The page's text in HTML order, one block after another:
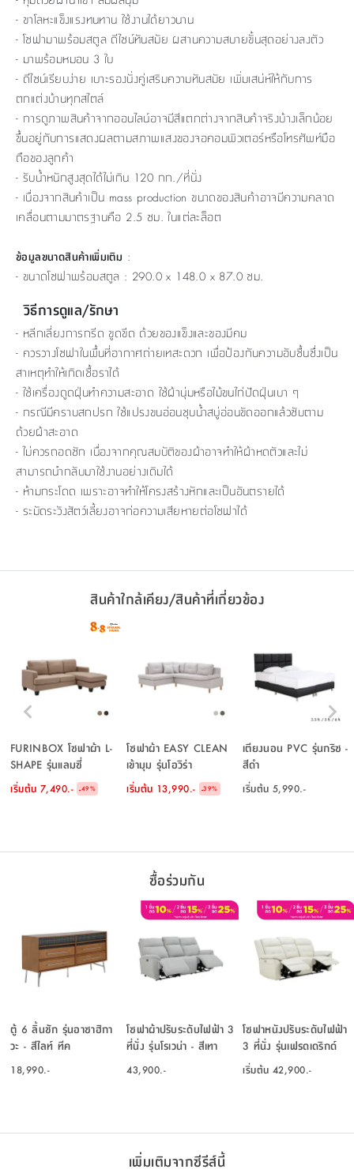
- ขาโลหะแข็งแรงทนทาน ใช้งานได้ยาวนาน
- โซฟามาพร้อมสตูล ดีไซน์ทันสมัย ผสานความสบายขั้นสุดอย่างลงตัว
- มาพร้อมหมอน 3 ใบ
- ดีไซน์เรียบง่าย เบาะรองนั่งคู่เสริมความทันสมัย เพิ่มเสน่ห์ให้กับการ
ตกแต่งบ้านทุกสไตล์
- การดูภาพสินค้าจากออนไลน์อาจมีสีแตกต่างจากสินค้าจริงบ้างเล็กน้อย
ขึ้นอยู่กับการแสดงผลตามสภาพแสงของจอคอมพิวเตอร์หรือโทรศัพท์มือ
ถือของลูกค้า
- รับน้ำหนักสูงสุดได้ไม่เกิน 120 กก./ที่นั่ง
- เนื่องจากสินค้าเป็น mass production ขนาดของสินค้าอาจมีความคลาด
เคลื่อนตามมาตรฐานคือ 2.5 ซม. ในแต่ละล็อต
ข้อมูลขนาดสินค้าเพิ่มเติม :
- ขนาดโซฟาพร้อมสตูล : 290.0 x 148.0 x 87.0 ซม.
วิธีการดูแล/รักษา
- หลีกเลี่ยงการกรีด ขูดขีด ด้วยของแข็งและของมีคม
- ควรวางโซฟาในพื้นที่อากาศถ่ายเทสะดวก เพื่อป้องกันความอับชื้นซึ่งเป็น
สาเหตุทำให้เกิดเชื้อราได้
- ใช้เครื่องดูดฝุ่นทำความสะอาด ใช้ผ้านุ่มหรือไม้ขนไก่ปัดฝุ่นเบา ๆ
- กรณีมีคราบสกปรก ใช้แปรงขนอ่อนชุบน้ำสบู่อ่อนขัดออกแล้วซับตาม
ด้วยผ้าสะอาด
- ไม่ควรถอดซัก เนื่องจากคุณสมบัติของผ้าอาจทำให้ผ้าหดตัวและไม่
สามารถนำกลับมาใช้งานอย่างเดิมได้
- ห้ามกระโดด เพราะอาจทำให้โครงสร้างหักและเป็นอันตรายได้
- ระมัดระวังสัตว์เลี้ยงอาจก่อความเสียหายต่อโซฟาได้
สินค้าใกล้เคียง/สินค้าที่เกี่ยวข้อง
FURINBOX โซฟาผ้า L-
SHAPE รุ่นแลมซี่
เริ่มต้น 7,490.- -49%
โซฟาผ้า EASY CLEAN
เข้ามุม รุ่นโอวิร่า
เริ่มต้น 13,990.- -39%
เตียงนอน PVC รุ่นกริซ -
สีดำ
เริ่มต้น 5,990.-
ซื้อร่วมกัน
ตู้ 6 ลิ้นชัก รุ่นอาซาฮิกา
วะ - สีไลท์ ทีค
18,990.-
โซฟาผ้าปรับระดับไฟฟ้า 3
ที่นั่ง รุ่นโรเวน่า - สีเทา
43,900.-
โซฟาหนังปรับระดับไฟฟ้า
3 ที่นั่ง รุ่นเฟรดเดริกด์
เริ่มต้น 42,900.-
เพิ่มเติมจากซีรีส์นี้